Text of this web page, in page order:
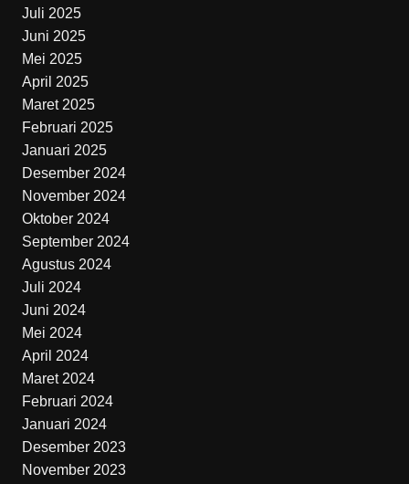
Juli 2025
Juni 2025
Mei 2025
April 2025
Maret 2025
Februari 2025
Januari 2025
Desember 2024
November 2024
Oktober 2024
September 2024
Agustus 2024
Juli 2024
Juni 2024
Mei 2024
April 2024
Maret 2024
Februari 2024
Januari 2024
Desember 2023
November 2023